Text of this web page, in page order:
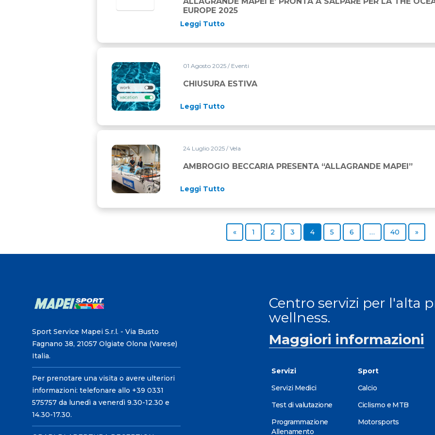
EUROPE 2025
Leggi Tutto
CHIUSURA ESTIVA 01 Agosto 2025 / Eventi
CHIUSURA ESTIVA
Leggi Tutto
AMBROGIO BECCARIA PRESENTA “ALLAGRANDE MAPEI”
24 Luglio 2025 / Vela
AMBROGIO BECCARIA PRESENTA “ALLAGRANDE MAPEI”
Leggi Tutto
«Previous page
Page
1 Page
2 Page
3 Page
4 Page
5 Page
6 … Page
40 »Next
Sport Service Mapei S.r.l. - Via Busto
Fagnano 38, 21057 Olgiate Olona (Varese)
Italia.
Per prenotare una visita o avere ulteriori
informazioni: telefonare allo +39 0331
575757 da lunedì a venerdì 9.30-12.30 e
14.30-17.30.
Centro servizi per l'alta
wellness.
Maggiori informazioni
Servizi
Servizi Medici
Test di valutazione
Programmazione
Allenamento
Sport
Calcio
Ciclismo e MTB
Motorsports